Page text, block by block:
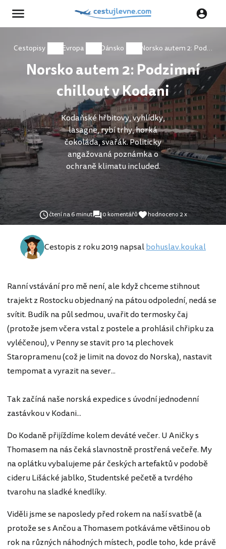
Cestopisy Evropa Dánsko Norsko autem 2: Podzimní chillout v Kodani
Norsko autem 2: Podzimní
chillout v Kodani
Kodaňské hřbitovy, vyhlídky,
lasagne, rybí trhy, horká
čokoláda, svařák. Politicky
angažovaná poznámka o
ochraně klimatu included.
čtení na 6 minut 0 komentářů hodnoceno 2 x
Cestopis z roku 2019 napsalbohuslav.koukal
Ranní vstávání pro mě není, ale když chceme stihnout
trajekt z Rostocku objednaný na pátou odpolední, nedá se
svítit. Budík na půl sedmou, uvařit do termosky čaj
(protože jsem včera vstal z postele a prohlásil chřipku za
vyléčenou), v Penny se stavit pro 14 plechovek
Staropramenu (což je limit na dovoz do Norska), nastavit
tempomat a vyrazit na sever...
Tak začíná naše norská expedice s úvodní jednodenní
zastávkou v Kodani...
Do Kodaně přijíždíme kolem deváté večer. U Aničky s
Thomasem na nás čeká slavnostně prostřená večeře. My
na oplátku vybalujeme pár českých artefaktů v podobě
cideru Lišácké jablko, Studentské pečetě a tvrdého
tvarohu na sladké knedlíky.
Viděli jsme se naposledy před rokem na naší svatbě (a
protože se s Ančou a Thomasem potkáváme většinou ob
rok na různých náhodných místech, podle toho, kde právě